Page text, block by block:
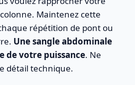
Maintenez cette
répétition de pont ou
Une sangle abdominale
de votre puissance. Ne
détail technique.